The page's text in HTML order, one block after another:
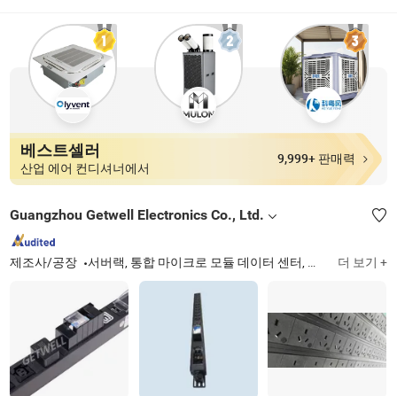
베스트셀러
산업 에어 컨디셔너에서
9,999+ 판매력
Guangzhou Getwell Electronics Co., Ltd.
제조사/공장 서버랙, 통합 마이크로 모듈 데이터 센터, 전원 분배 장치, 무정전 전원 공급 장치, 냉각/온열 통제, 정밀 공조, 정밀 전원 공급 더 보기 +